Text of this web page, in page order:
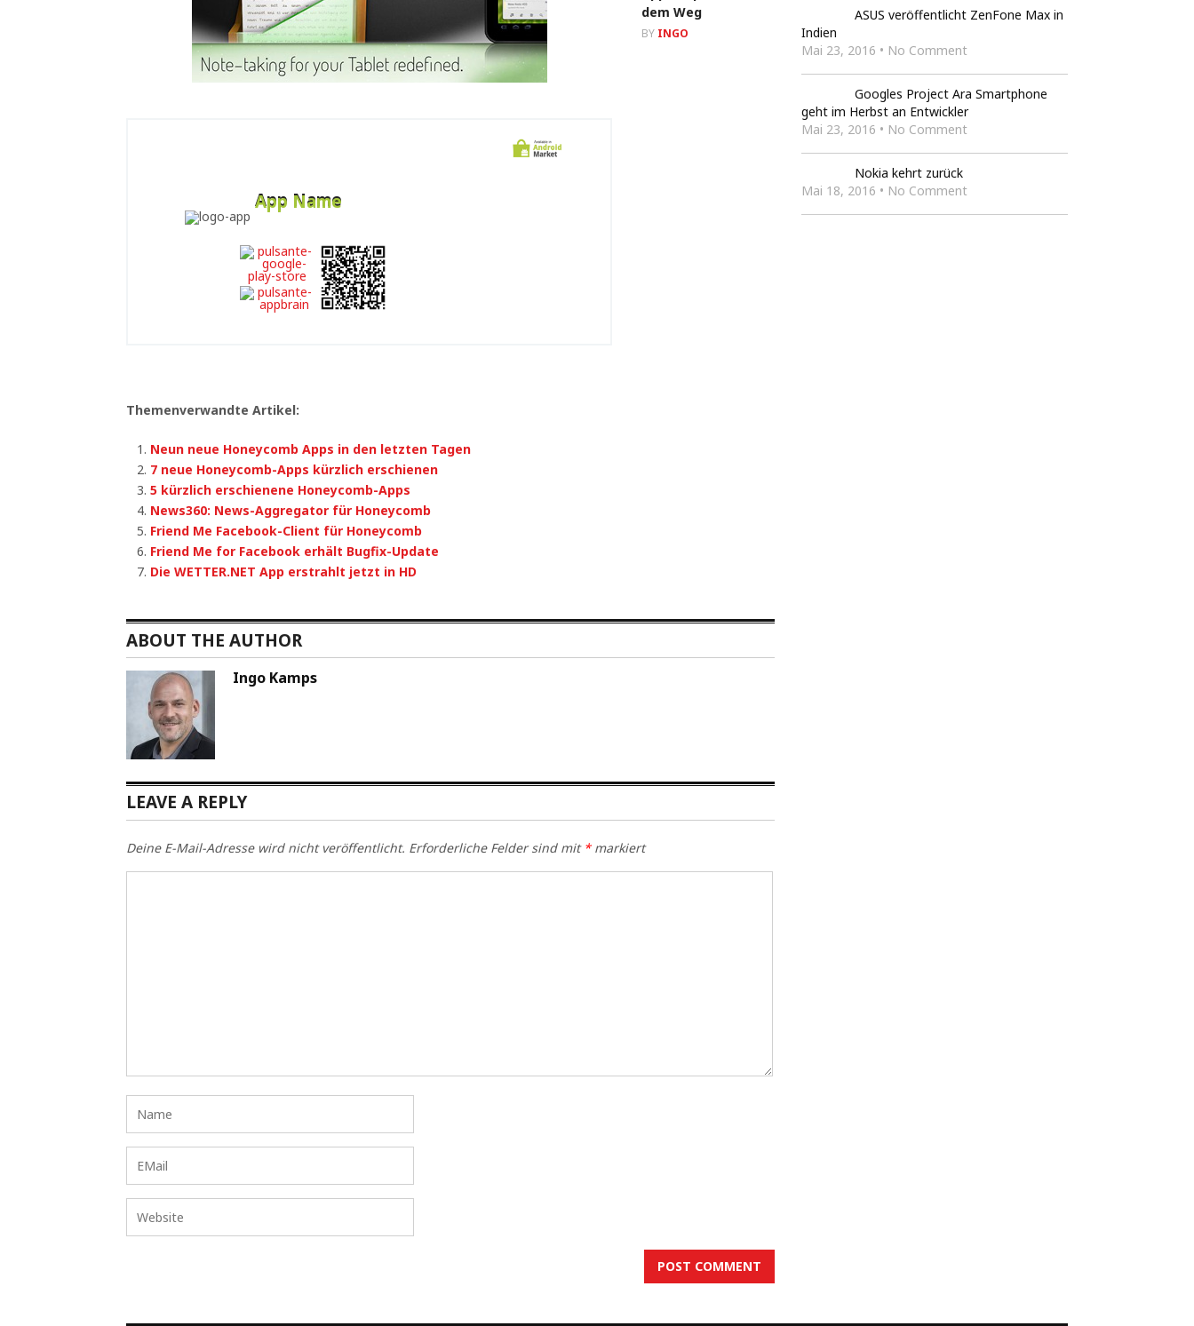
App Name
Themenverwandte Artikel:
Neun neue Honeycomb Apps in den letzten Tagen
7 neue Honeycomb-Apps kürzlich erschienen
5 kürzlich erschienene Honeycomb-Apps
News360: News-Aggregator für Honeycomb
Friend Me Facebook-Client für Honeycomb
Friend Me for Facebook erhält Bugfix-Update
Die WETTER.NET App erstrahlt jetzt in HD
dem Weg
BY INGO
ABOUT THE AUTHOR
Ingo Kamps
LEAVE A REPLY
Deine E-Mail-Adresse wird nicht veröffentlicht. Erforderliche Felder sind mit *markiert
ASUS veröffentlicht ZenFone Max in
Indien
Mai 23, 2016 • No Comment
Googles Project Ara Smartphone
geht im Herbst an Entwickler
Mai 23, 2016 • No Comment
Nokia kehrt zurück
Mai 18, 2016 • No Comment